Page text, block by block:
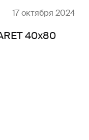
17 октября 2024
40х80